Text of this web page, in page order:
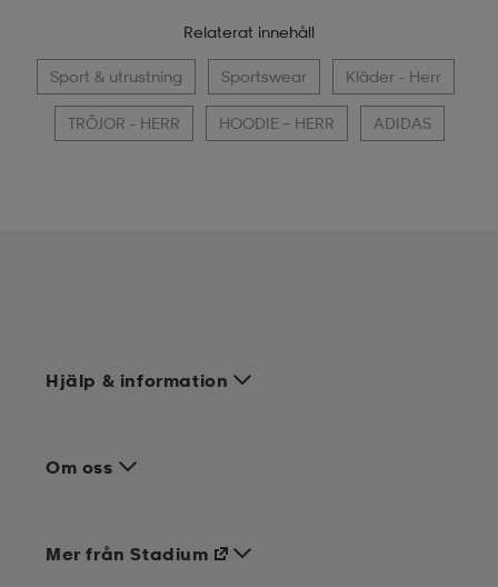
Relaterat innehåll
Sport & utrustning Sportswear Kläder - Herr
TRÖJOR - HERR HOODIE – HERR ADIDAS
Hjälp & information
Om oss
Mer från Stadium